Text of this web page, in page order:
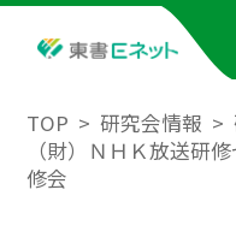
TOP 研究会情報
（財）ＮＨＫ放送研
修会